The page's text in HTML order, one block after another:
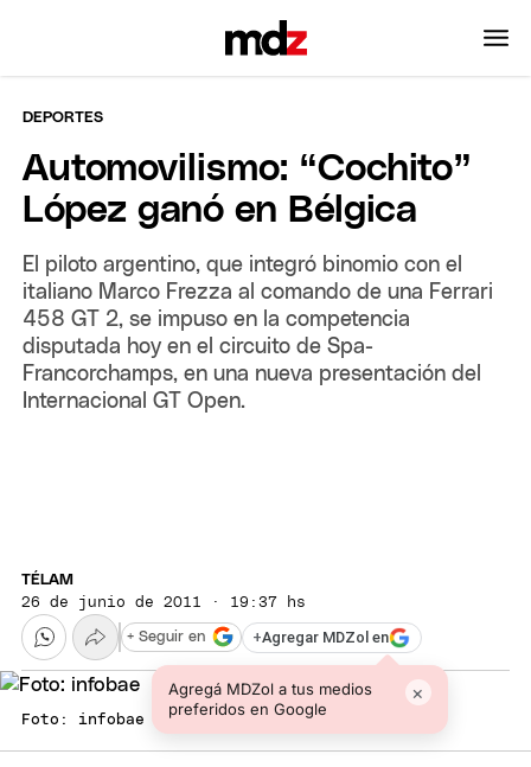
DEPORTES
Automovilismo: “Cochito”
López ganó en Bélgica
El piloto argentino, que integró binomio con el
italiano Marco Frezza al comando de una Ferrari
458 GT 2, se impuso en la competencia
disputada hoy en el circuito de Spa-
Francorchamps, en una nueva presentación del
Internacional GT Open.
TÉLAM
26 de junio de 2011 · 19:37 hs
+Agregar MDZol en
Agregá MDZol a tus medios
preferidos en Google
×
+ Seguir en
Foto: infobae